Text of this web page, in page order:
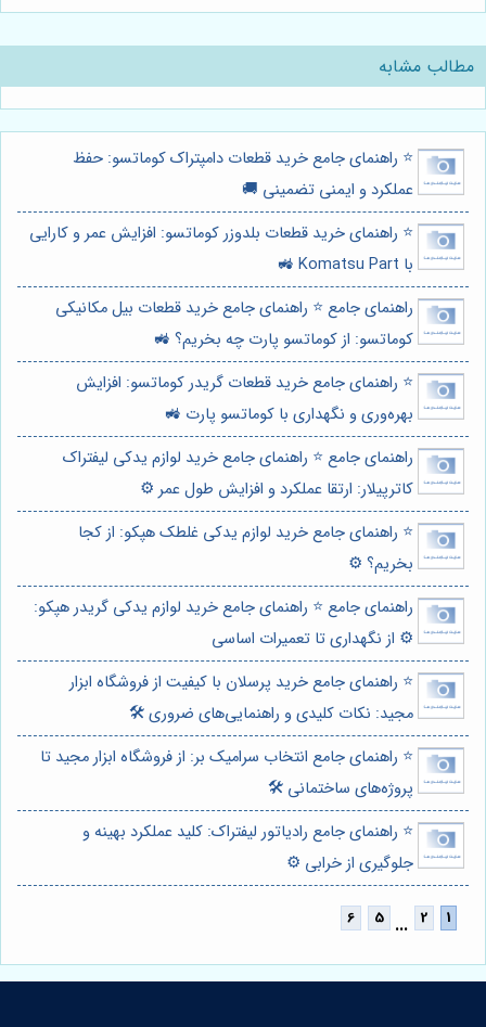
مطالب مشابه
⭐️ راهنمای جامع خرید قطعات دامپتراک کوماتسو: حفظ
عملکرد و ایمنی تضمینی 🚚
⭐️ راهنمای خرید قطعات بلدوزر کوماتسو: افزایش عمر و کارایی
با Komatsu Part 🚜
راهنمای جامع ⭐️ راهنمای جامع خرید قطعات بیل مکانیکی
کوماتسو: از کوماتسو پارت چه بخریم؟ 🚜
⭐️ راهنمای جامع خرید قطعات گریدر کوماتسو: افزایش
بهره‌وری و نگهداری با کوماتسو پارت 🚜
راهنمای جامع ⭐️ راهنمای جامع خرید لوازم یدکی لیفتراک
کاترپیلار: ارتقا عملکرد و افزایش طول عمر ⚙️
⭐️ راهنمای جامع خرید لوازم یدکی غلطک هپکو: از کجا
بخریم؟ ⚙️
راهنمای جامع ⭐️ راهنمای جامع خرید لوازم یدکی گریدر هپکو:
⚙️ از نگهداری تا تعمیرات اساسی
⭐️ راهنمای جامع خرید پرسلان با کیفیت از فروشگاه ابزار
مجید: نکات کلیدی و راهنمایی‌های ضروری 🛠️
⭐️ راهنمای جامع انتخاب سرامیک بر: از فروشگاه ابزار مجید تا
پروژه‌های ساختمانی 🛠️
⭐️ راهنمای جامع رادیاتور لیفتراک: کلید عملکرد بهینه و
جلوگیری از خرابی ⚙️
...